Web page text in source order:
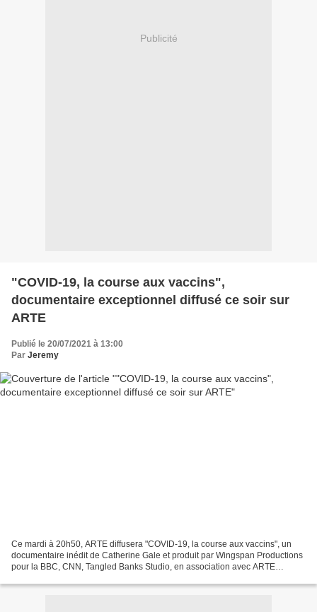
Publicité
"COVID-19, la course aux vaccins",
documentaire exceptionnel diffusé ce soir sur
ARTE
Publié le 20/07/2021 à 13:00
Par Jeremy
Ce mardi à 20h50, ARTE diffusera "COVID-19, la course aux vaccins", un
documentaire inédit de Catherine Gale et produit par Wingspan Productions
pour la BBC, CNN, Tangled Banks Studio, en association avec ARTE